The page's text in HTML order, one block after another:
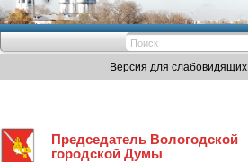
Версия для слабовидящих
Председатель Вологодской
городской Думы